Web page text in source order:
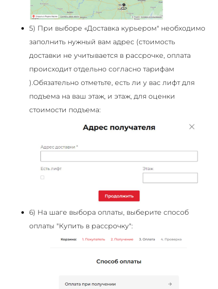
5) При выборе «Доставка курьером" необходимо
заполнить нужный вам адрес (стоимость
доставки не учитывается в рассрочке, оплата
происходит отдельно согласно тарифам
).Обязательно отметьте, есть ли у вас лифт для
подъема на ваш этаж, и этаж, для оценки
стоимости подъема:
6) На шаге выбора оплаты, выберите способ
оплаты "Купить в рассрочку":